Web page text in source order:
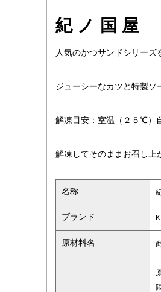
紀ノ国屋
人気のかつサンドシリーズ
ジューシーなカツと特製ソ
解凍目安：室温（２５℃）
解凍してそのままお召し上
名称
ブランド
原材料名